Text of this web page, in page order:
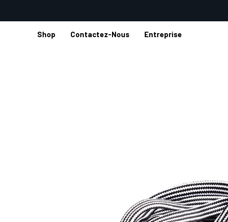
Shop Contactez-Nous Entreprise
Accueil Shop Accessoires Boucles et sangles